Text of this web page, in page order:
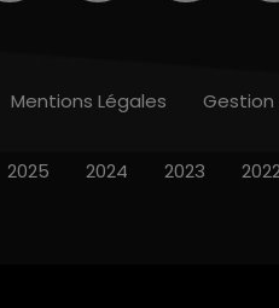
Mentions Légales Gestion
2025 2024 2023